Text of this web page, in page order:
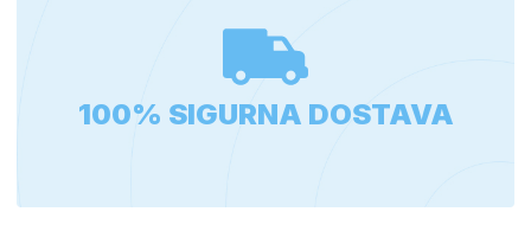
100% SIGURNA DOSTAVA